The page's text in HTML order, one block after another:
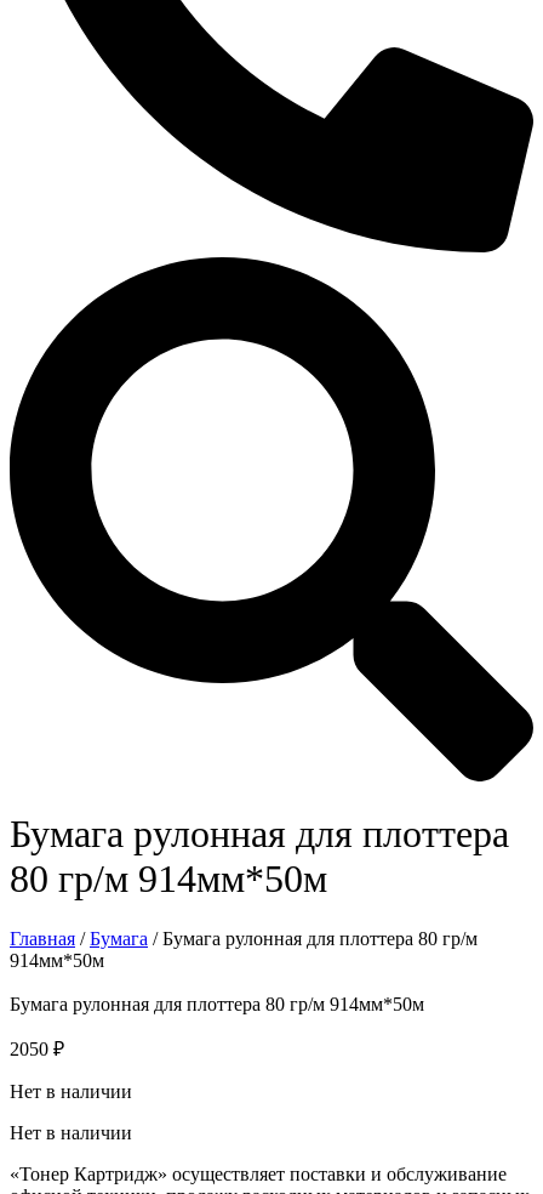
Бумага рулонная для плоттера
80 гр/м 914мм*50м
Главная /Бумага / Бумага рулонная для плоттера 80 гр/м
914мм*50м
Бумага рулонная для плоттера 80 гр/м 914мм*50м
2050 ₽
Нет в наличии
Нет в наличии
«Тонер Картридж» осуществляет поставки и обслуживание